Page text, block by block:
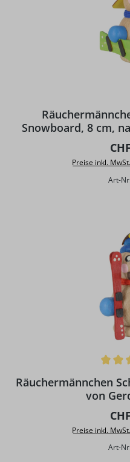
Snowboard, 8 cm,
Preise inkl.
Art-
Räuchermännchen
von
Preise inkl.
Art-